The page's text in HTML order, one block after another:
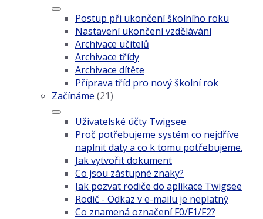
Postup při ukončení školního roku
Nastavení ukončení vzdělávání
Archivace učitelů
Archivace třídy
Archivace dítěte
Příprava tříd pro nový školní rok
Začínáme (21)
Uživatelské účty Twigsee
Proč potřebujeme systém co nejdříve
naplnit daty a co k tomu potřebujeme.
Jak vytvořit dokument
Co jsou zástupné znaky?
Jak pozvat rodiče do aplikace Twigsee
Rodič - Odkaz v e-mailu je neplatný
Co znamená označení F0/F1/F2?